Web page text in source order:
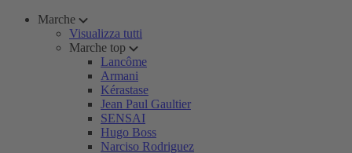
Marche
Visualizza tutti
Marche top
Lancôme
Armani
Kérastase
Jean Paul Gaultier
SENSAI
Hugo Boss
Narciso Rodriguez